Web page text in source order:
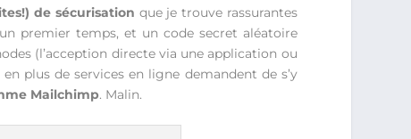
de sécurisation que je trouve rassurantes
premier temps, et un code secret aléatoire
(l’acception directe via une application ou
plus de services en ligne demandent de s’y
Mailchimp. Malin.